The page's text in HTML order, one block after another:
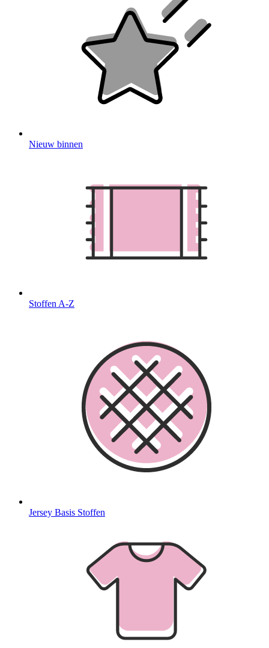
Nieuw binnen
Stoffen A-Z
Jersey Basis Stoffen